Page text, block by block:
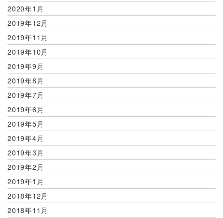
2020年1月
2019年12月
2019年11月
2019年10月
2019年9月
2019年8月
2019年7月
2019年6月
2019年5月
2019年4月
2019年3月
2019年2月
2019年1月
2018年12月
2018年11月